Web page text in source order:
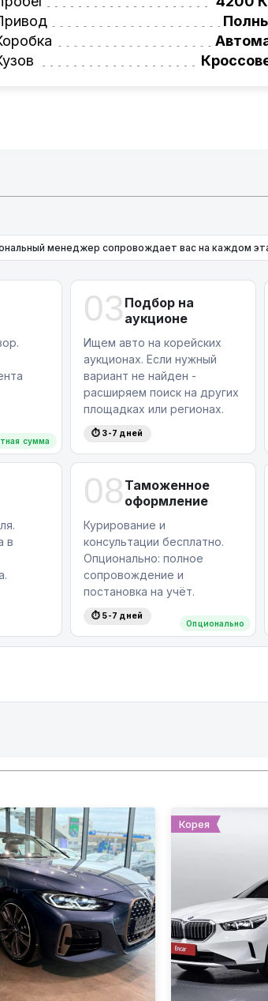
+375 (29) 689-20-20
менеджер сопровождает вас на каждом
сумма
03 Подбор на
аукционе
Ищем авто на корейских
аукционах. Если нужный
вариант не найден -
расширяем поиск на других
площадках или регионах.
⏱ 3-7 дней
в
08 Таможенное
оформление
Опционально
Курирование и
консультации бесплатно.
Опционально: полное
сопровождение и
постановка на учёт.
⏱ 5-7 дней
Корея